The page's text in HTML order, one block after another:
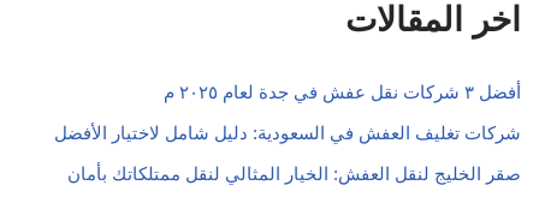
اخر المقالات
أفضل ٣ شركات نقل عفش في جدة لعام ٢٠٢٥ م
شركات تغليف العفش في السعودية: دليل شامل لاختيار الأفضل
صقر الخليج لنقل العفش: الخيار المثالي لنقل ممتلكاتك بأمان